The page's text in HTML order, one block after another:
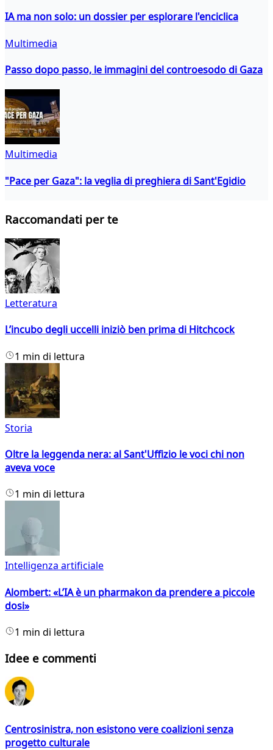
IA ma non solo: un dossier per esplorare l'enciclica
Multimedia
Passo dopo passo, le immagini del controesodo di Gaza
Multimedia
"Pace per Gaza": la veglia di preghiera di Sant'Egidio
Raccomandati per te
Letteratura
L’incubo degli uccelli iniziò ben prima di Hitchcock
1 min di lettura
Storia
Oltre la leggenda nera: al Sant'Uffizio le voci chi non
aveva voce
1 min di lettura
Intelligenza artificiale
Alombert: «L’IA è un pharmakon da prendere a piccole
dosi»
1 min di lettura
Idee e commenti
Centrosinistra, non esistono vere coalizioni senza
progetto culturale